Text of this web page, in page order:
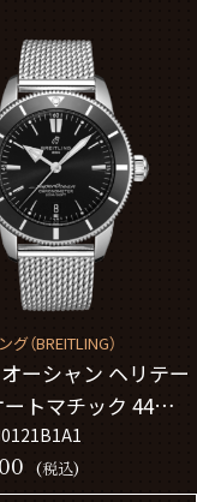
（BREITLING）
ーシャン ヘリテー
トマチック 44
(税込)